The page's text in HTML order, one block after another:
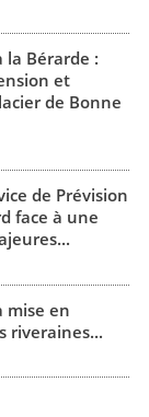
la Bérarde :
et
de Bonne
de Prévision
face à une
mise en
riveraines...